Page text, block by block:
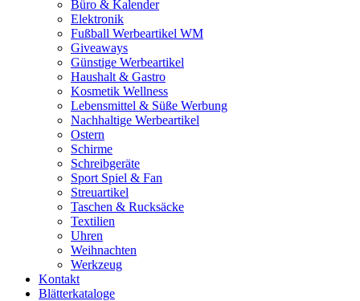
Büro & Kalender
Elektronik
Fußball Werbeartikel WM
Giveaways
Günstige Werbeartikel
Haushalt & Gastro
Kosmetik Wellness
Lebensmittel & Süße Werbung
Nachhaltige Werbeartikel
Ostern
Schirme
Schreibgeräte
Sport Spiel & Fan
Streuartikel
Taschen & Rucksäcke
Textilien
Uhren
Weihnachten
Werkzeug
Kontakt
Blätterkataloge